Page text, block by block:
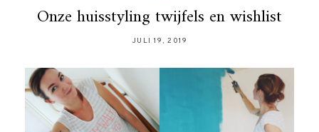
Onze huisstyling twijfels en wishlist
JULI 19, 2019